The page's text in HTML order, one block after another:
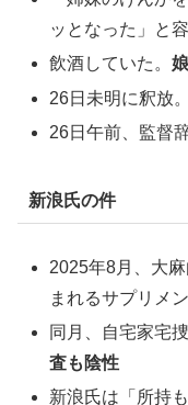
ッとなった」と
飲酒していた。
26日未明に釈放
26日午前、監督
新浪氏の件
2025年8月、大
まれるサプリメ
同月、自宅家宅
査も陰性
新浪氏は「所持